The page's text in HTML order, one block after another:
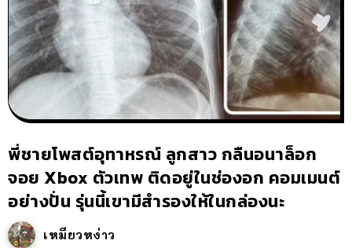
พี่ชายโพสต์อุทาหรณ์ ลูกสาว กลืนอนาล็อก
จอย Xbox ตัวเทพ ติดอยู่ในช่องอก คอมเมนต์
อย่างปั่น รุ่นนี้เขามีสำรองให้ในกล่องนะ
เหมียวหง่าว